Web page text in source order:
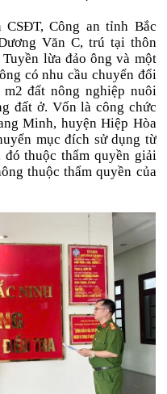
CSĐT, Công an tỉnh Bắc
Văn C, trú tại thôn
lừa đảo ông và một
có nhu cầu chuyển đổi
đất nông nghiệp nuôi
đất ở. Vốn là công chức
Minh, huyện Hiệp Hòa
mục đích sử dụng từ
thuộc thẩm quyền giải
thuộc thẩm quyền của